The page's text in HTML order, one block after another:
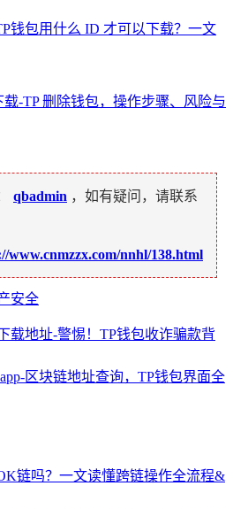
钱包用什么 ID 才可以下载？一文
载-TP 删除钱包，操作步骤、风险与
qbadmin ，如有疑问，请联系
www.cnmzzx.com/nnhl/138.html
安全
载地址-警惕！TP钱包收诈骗款背
区块链地址查询，TP钱包界面全
链吗？一文读懂跨链操作全流程&